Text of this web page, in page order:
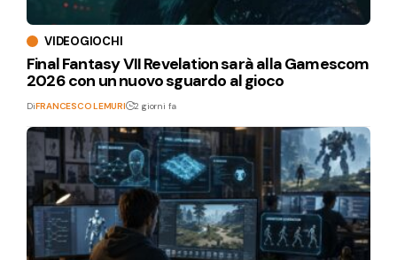
VIDEOGIOCHI
Final Fantasy VII Revelation sarà alla Gamescom
2026 con un nuovo sguardo al gioco
DiFRANCESCO LEMURI 2 giorni fa